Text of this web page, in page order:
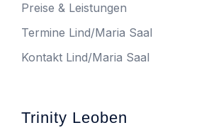
Preise & Leistungen
Termine Lind/Maria Saal
Kontakt Lind/Maria Saal
Trinity Leoben